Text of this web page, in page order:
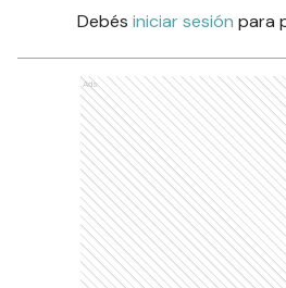
Debés iniciar sesión para
Ads